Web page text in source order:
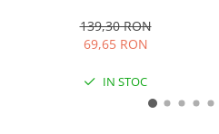
139,30 RON
69,65 RON
IN STOC